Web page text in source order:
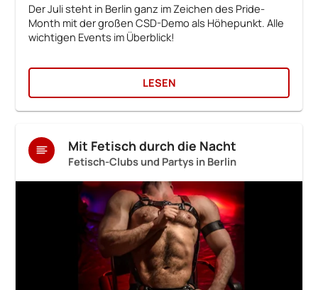
Der Juli steht in Berlin ganz im Zeichen des Pride-
Month mit der großen CSD-Demo als Höhepunkt. Alle
wichtigen Events im Überblick!
LESEN
Mit Fetisch durch die Nacht
Fetisch-Clubs und Partys in Berlin